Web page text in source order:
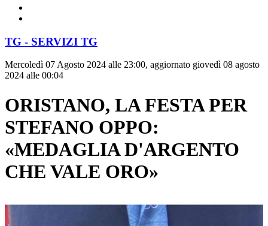
TG - SERVIZI TG
Mercoledì 07 Agosto 2024 alle 23:00, aggiornato giovedì 08 agosto
2024 alle 00:04
ORISTANO, LA FESTA PER
STEFANO OPPO:
«MEDAGLIA D'ARGENTO
CHE VALE ORO»